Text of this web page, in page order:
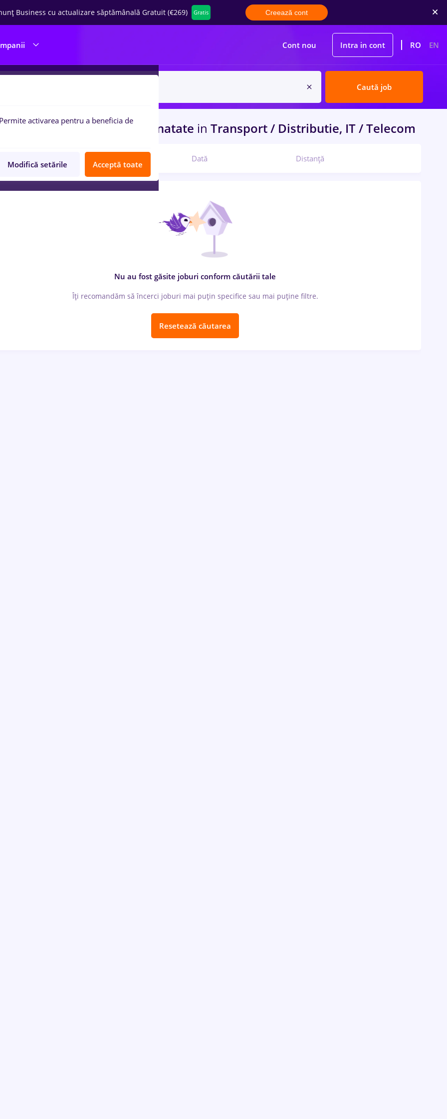
Business cu actualizare săptămânală Gratuit (€269) Gratis Creează cont
Cont nou Intra in cont RO EN
Caută job
de muncalivratorinStrainatate in Transport / Distributie, IT / Telecom
Dată Distanță
Nu au fost găsite joburi conform căutării tale
Îți recomandăm să încerci joburi mai puțin specifice sau mai puține filtre.
Resetează căutarea
Permite activarea pentru a beneficia de
Modifică setările Acceptă toate